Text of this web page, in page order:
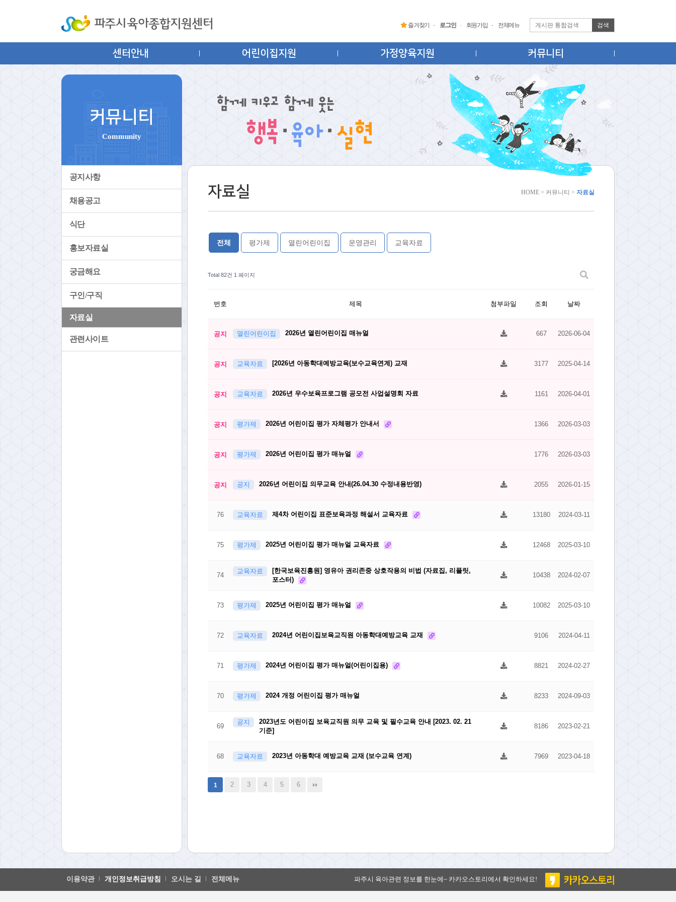
검색
즐겨찾기 로그인 회원가입 전체메뉴
센터안내 어린이집지원 가정양육지원 커뮤니티
커뮤니티
Community
공지사항
채용공고
식단
홍보자료실
궁금해요
구인/구직
자료실
관련사이트
자료실 HOME > 커뮤니티 > 자료실
전체 평가제 열린어린이집 운영관리 교육자료
Total 82건 1 페이지
번호 제목 첨부파일 조회 날짜
공지 열린어린이집 2026년 열린어린이집 매뉴얼 667 2026-06-04
공지 교육자료 [2026년 아동학대예방교육(보수교육연계) 교재 3177 2025-04-14
공지 교육자료 2026년 우수보육프로그램 공모전 사업설명회 자료 1161 2026-04-01
공지 평가제 2026년 어린이집 평가 자체평가 안내서 1366 2026-03-03
공지 평가제 2026년 어린이집 평가 매뉴얼 1776 2026-03-03
공지 공지 2026년 어린이집 의무교육 안내(26.04.30 수정내용반영) 2055 2026-01-15
76 교육자료 제4차 어린이집 표준보육과정 해설서 교육자료 13180 2024-03-11
75 평가제 2025년 어린이집 평가 매뉴얼 교육자료 12468 2025-03-10
74 교육자료
[한국보육진흥원] 영유아 권리존중 상호작용의 비법 (자료집, 리플릿,
포스터)
10438 2024-02-07
73 평가제 2025년 어린이집 평가 매뉴얼 10082 2025-03-10
72 교육자료 2024년 어린이집보육교직원 아동학대예방교육 교재 9106 2024-04-11
71 평가제 2024년 어린이집 평가 매뉴얼(어린이집용) 8821 2024-02-27
70 평가제 2024 개정 어린이집 평가 매뉴얼 8233 2024-09-03
69 공지
2023년도 어린이집 보육교직원 의무 교육 및 필수교육 안내 [2023. 02. 21
기준]
8186 2023-02-21
68 교육자료 2023년 아동학대 예방교육 교재 (보수교육 연계) 7969 2023-04-18
1 2 3 4 5 6
이용약관 개인정보취급방침 오시는 길 전체메뉴 파주시 육아관련 정보를 한눈에~ 카카오스토리에서 확인하세요!